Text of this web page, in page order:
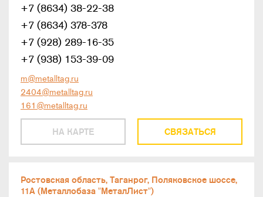
НА КАРТЕ
+7 (8634) 38-22-38
+7 (8634) 378-378
+7 (928) 289-16-35
+7 (938) 153-39-09
m@metalltag.ru
2404@metalltag.ru
161@metalltag.ru
СВЯЗАТЬСЯ
Ростовская область, Таганрог, Поляковское шоссе,
11А (Металлобаза "МеталЛист")